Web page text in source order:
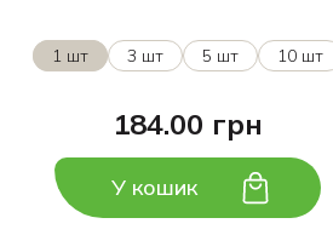
1 шт 3 шт 5 шт 10 шт
184.00 грн
У кошик